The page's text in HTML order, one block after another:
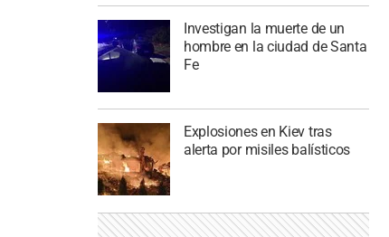
Investigan la muerte de un
hombre en la ciudad de Santa
Fe
Explosiones en Kiev tras
alerta por misiles balísticos